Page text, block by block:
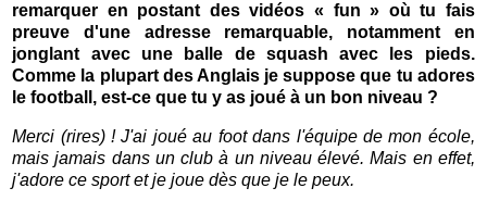
remarquer en postant des vidéos « fun » où tu fais
preuve d'une adresse remarquable, notamment en
jonglant avec une balle de squash avec les pieds.
Comme la plupart des Anglais je suppose que tu adores
le football, est-ce que tu y as joué à un bon niveau ?
Merci (rires) ! J'ai joué au foot dans l'équipe de mon école,
mais jamais dans un club à un niveau élevé. Mais en effet,
j'adore ce sport et je joue dès que je le peux.